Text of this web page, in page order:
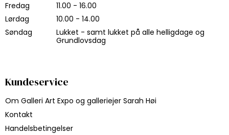
Fredag
11.00 - 16.00
Lørdag
10.00 - 14.00
Søndag
Lukket - samt lukket på alle helligdage og
Grundlovsdag
Kundeservice
Om Galleri Art Expo og galleriejer Sarah Høi
Kontakt
Handelsbetingelser